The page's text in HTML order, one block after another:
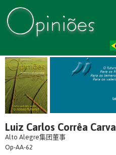
Luiz Carlos Corrêa
Alto Alegre集团董事
Op-AA-62